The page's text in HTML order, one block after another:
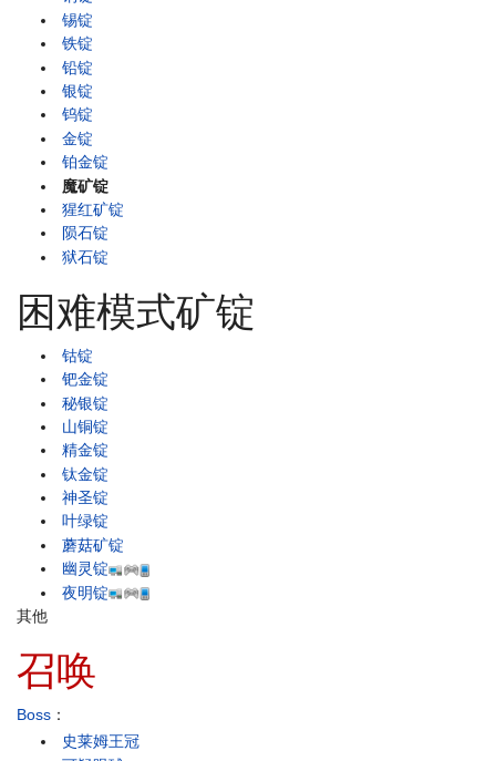
锡锭
铁锭
铅锭
银锭
钨锭
金锭
铂金锭
魔矿锭
猩红矿锭
陨石锭
狱石锭
困难模式矿锭
钴锭
钯金锭
秘银锭
山铜锭
精金锭
钛金锭
神圣锭
叶绿锭
蘑菇矿锭
幽灵锭
夜明锭
其他
召唤
Boss ：
史莱姆王冠